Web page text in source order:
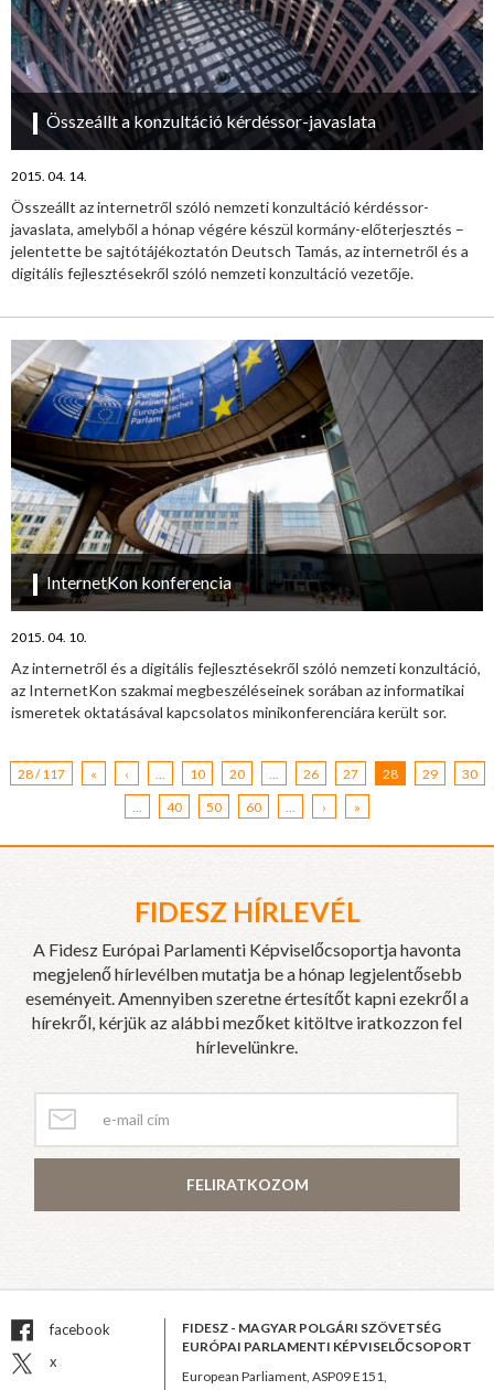
Összeállt a konzultáció kérdéssor-javaslata
2015. 04. 14.
Összeállt az internetről szóló nemzeti konzultáció kérdéssor-
javaslata, amelyből a hónap végére készül kormány-előterjesztés –
jelentette be sajtótájékoztatón Deutsch Tamás, az internetről és a
digitális fejlesztésekről szóló nemzeti konzultáció vezetője.
InternetKon konferencia
2015. 04. 10.
Az internetről és a digitális fejlesztésekről szóló nemzeti konzultáció,
az InternetKon szakmai megbeszéléseinek sorában az informatikai
ismeretek oktatásával kapcsolatos minikonferenciára került sor.
28 / 117 « ‹ 10 20 26 27 28 29
30
40 50 60 › »
FIDESZ HÍRLEVÉL
A Fidesz Európai Parlamenti Képviselőcsoportja havonta
megjelenő hírlevélben mutatja be a hónap legjelentősebb
eseményeit. Amennyiben szeretne értesítőt kapni ezekről a
hírekről, kérjük az alábbi mezőket kitöltve iratkozzon fel
hírlevelünkre.
FELIRATKOZOM
facebook
x
FIDESZ - MAGYAR POLGÁRI SZÖVETSÉG
EURÓPAI PARLAMENTI KÉPVISELŐCSOPORT
European Parliament, ASP09 E151,